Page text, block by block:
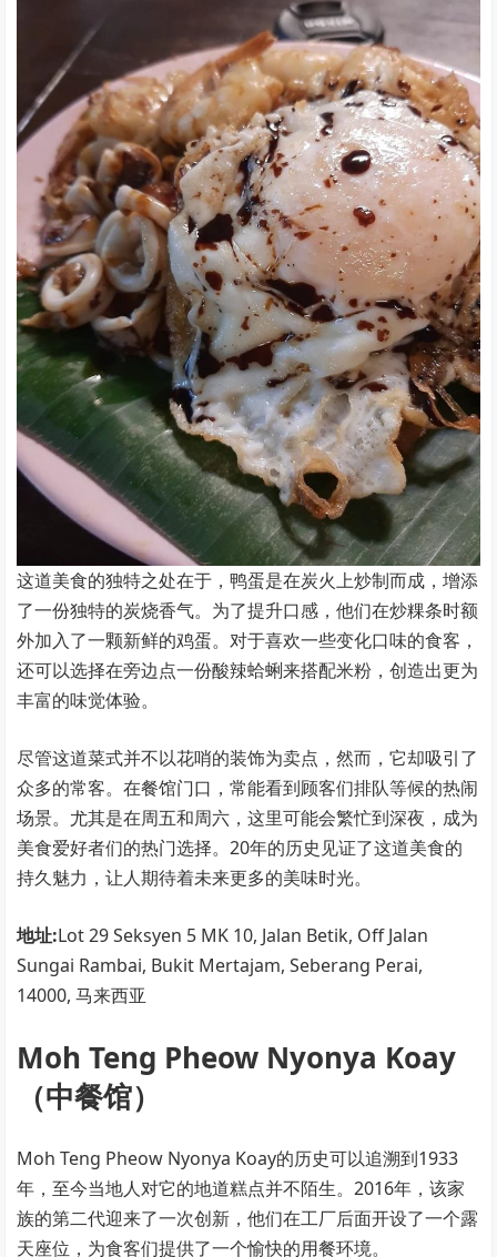
这道美食的独特之处在于，鸭蛋是在炭火上炒制而成，增添
了一份独特的炭烧香气。为了提升口感，他们在炒粿条时额
外加入了一颗新鲜的鸡蛋。对于喜欢一些变化口味的食客，
还可以选择在旁边点一份酸辣蛤蜊来搭配米粉，创造出更为
丰富的味觉体验。
尽管这道菜式并不以花哨的装饰为卖点，然而，它却吸引了
众多的常客。在餐馆门口，常能看到顾客们排队等候的热闹
场景。尤其是在周五和周六，这里可能会繁忙到深夜，成为
美食爱好者们的热门选择。20年的历史见证了这道美食的
持久魅力，让人期待着未来更多的美味时光。
地址:Lot 29 Seksyen 5 MK 10, Jalan Betik, Off Jalan
Sungai Rambai, Bukit Mertajam, Seberang Perai,
14000, 马来西亚
Moh Teng Pheow Nyonya Koay
（中餐馆）
Moh Teng Pheow Nyonya Koay的历史可以追溯到1933
年，至今当地人对它的地道糕点并不陌生。2016年，该家
族的第二代迎来了一次创新，他们在工厂后面开设了一个露
天座位，为食客们提供了一个愉快的用餐环境。